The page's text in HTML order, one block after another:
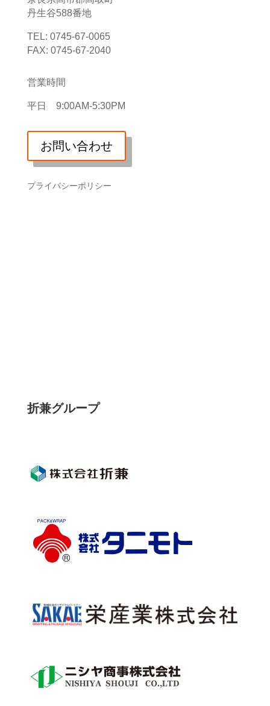
丹生谷588番地
TEL: 0745-67-0065
FAX: 0745-67-2040
営業時間
平日 9:00AM-5:30PM
お問い合わせ
プライバシーポリシー
折兼グループ